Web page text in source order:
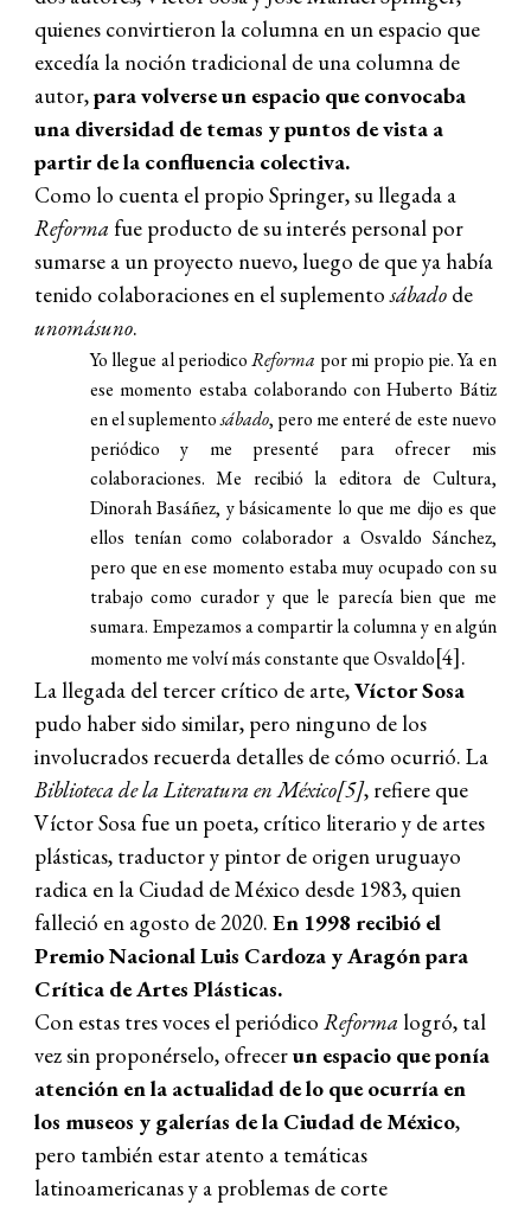
quienes convirtieron la columna en un espacio que
excedía la noción tradicional de una columna de
autor,para volverse un espacio que convocaba
una diversidad de temas y puntos de vista a
partir de la confluencia colectiva.
Como lo cuenta el propio Springer, su llegada a
Reforma fue producto de su interés personal por
sumarse a un proyecto nuevo, luego de que ya había
tenido colaboraciones en el suplementosábado de
unomásuno.
Yo llegue al periodicoReforma por mi propio pie. Ya en
ese momento estaba colaborando con Huberto Bátiz
en el suplementosábado, pero me enteré de este nuevo
periódico y me presenté para ofrecer mis
colaboraciones. Me recibió la editora de Cultura,
Dinorah Basáñez, y básicamente lo que me dijo es que
ellos tenían como colaborador a Osvaldo Sánchez,
pero que en ese momento estaba muy ocupado con su
trabajo como curador y que le parecía bien que me
sumara. Empezamos a compartir la columna y en algún
momento me volví más constante que Osvaldo[4].
La llegada del tercer crítico de arte,Víctor Sosa
pudo haber sido similar, pero ninguno de los
involucrados recuerda detalles de cómo ocurrió. La
Biblioteca de la Literatura en México[5], refiere que
Víctor Sosa fue un poeta, crítico literario y de artes
plásticas, traductor y pintor de origen uruguayo
radica en la Ciudad de México desde 1983, quien
falleció en agosto de 2020.En 1998 recibió el
Premio Nacional Luis Cardoza y Aragón para
Crítica de Artes Plásticas.
Con estas tres voces el periódicoReforma logró, tal
vez sin proponérselo, ofrecerun espacio que ponía
atención en la actualidad de lo que ocurría en
los museos y galerías de la Ciudad de México,
pero también estar atento a temáticas
latinoamericanas y a problemas de corte